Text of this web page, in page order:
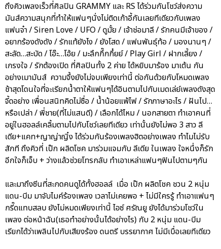
ถึงคิวเพลงเร็วที่ศิลปิน GRAMMY และ RS ได้ร่วมกันโชว์ส่งความ
มันส์ความสนุกที่ทำให้แฟนๆนั่งไม่ติดเก้าอี้กันเลยทีเดียวกับเพลง
แฟนจ๋า / Siren Love / UFO / ดูมั้ย / เจ้าช่อมาลี / รักคนมีเจ้าของ /
อยากร้องดังดัง / รักแท้ยังไง / ยังโสด / แฟนพันธุ์ท้อ / มองนานๆ /
สะลัด…สะบัด / โอ๊ะ…โอ้ย / มะลึกกึ๊กกึ๋ยย์ / Play Girl / ฝากเลี้ยง /
เกรงใจ / รักต้องเปิด ที่ศิลปินทั้ง 2 ค่าย ได้หยิบมาร้อง มาเต้น กัน
อย่างเมามันส์ ความจึ้งยังไม่จบเพียงเท่านี้ ต่อกันด้วยกับโหมดเพลง
ช้าสุดโดนใจที่จะเรียกน้ำตาให้แฟนๆได้อินตามไปกับเมดเล่ย์เพลงดังสุด
จี้ดอย่าง เพื่อนสนิทคิดไม่ซื่อ / น้ำน้อยแพ้ไฟ / รักภาษาอะไร / ฝันไป…
หรือเปล่า / พี่ชาย(ที่ไม่แสนดี) / เลือกได้ไหม / นอกสายตา ทำเอาคนที่
อยู่ในฮอลล์เคลิ้มตามไปกับโชว์เลยทีเดียว เท่านั้นยังไม่พอ 3 สาว ลี
เดีย+แคท+ญาญ่าญิ๋ง ได้ร่วมกันร้องเพลงฮิตอย่างเพลง ทำไมไม่รับ
สักที ถึงคิวที่ เป๊ก ผลิตโชค มาร่วมแจมกับ ลีเดีย ในเพลง ใจหนึ่งก็รัก
อีกใจก็เจ็บ + ว่างแล้วช่วยโทรกลับ ทำเอาเหล่าแฟนๆฟินไปตามๆกัน
และมาถึงซีนที่สะกดคนดูได้ทั้งฮอลล์ เมื่อ เป๊ก ผลิตโชค ชวน 2 หนุ่ม
แดน-บีม มาจับไมค์ร้องเพลง เวลาไม่เคยพอ + ไม่มีใครรู้ ทำเอาแฟนๆ
กรี๊ดแทบสลบ ยังไม่หมดเพียงเท่านี้ ไอซ์ ศรัณยู ยังได้มาร่วมโชว์ใน
เพลง ต่อหน้าฉัน(เธอทำอย่างนั้นได้อย่างไร) กับ 2 หนุ่ม แดน-บีม
เรียกได้ว่าเพลินไปกับเสียงร้อง ดนตรี บรรยากาศ ไม่มีเบื่อเลยทีเดียว